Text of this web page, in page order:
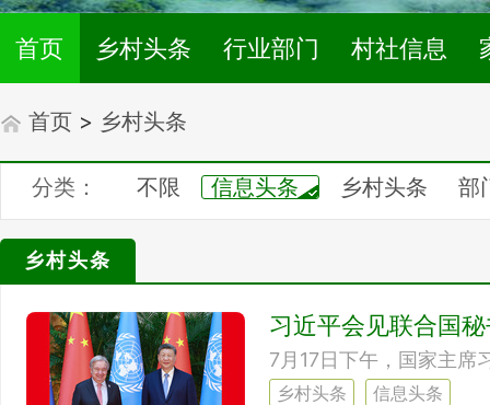
首页 乡村头条 行业部门 村社信息
首页 > 乡村头条
分类： 不限 信息头条 乡村头条
部
汇展中心
乡村头条
习近平会见联合国
乡村头条 信息头条